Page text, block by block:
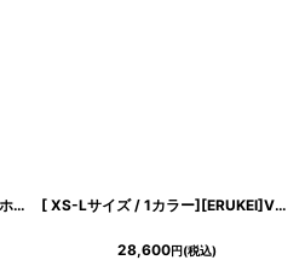
[ XS-Lサイズ / 1カラー][ERUKEI]ホワイトピンク・花柄・ワンショルダー・エレガント・Aライン・ノースリーブ・ロングドレス[奈月セナ着用][送料無料] [ XS-Lサイズ / 1カラー][ERUKEI]Vネック・ノースリーブ・フラワー柄・ウエスト切替・フレア・Aライン・ミディアムドレス・ワンピース[薗田杏奈着用][送料無料]
28,600円(税込)